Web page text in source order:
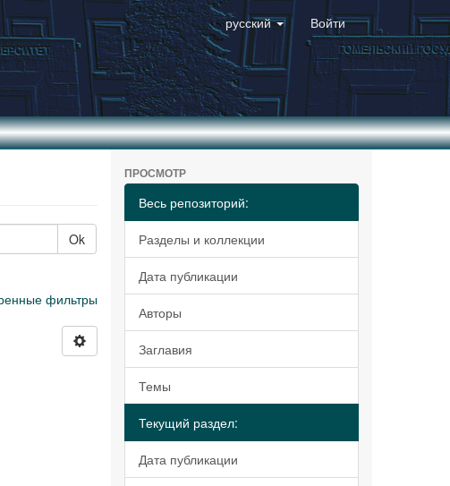
русский Войти
Ok
фильтры
ПРОСМОТР
Весь репозиторий:
Разделы и коллекции
Дата публикации
Авторы
Заглавия
Темы
Текущий раздел:
Дата публикации